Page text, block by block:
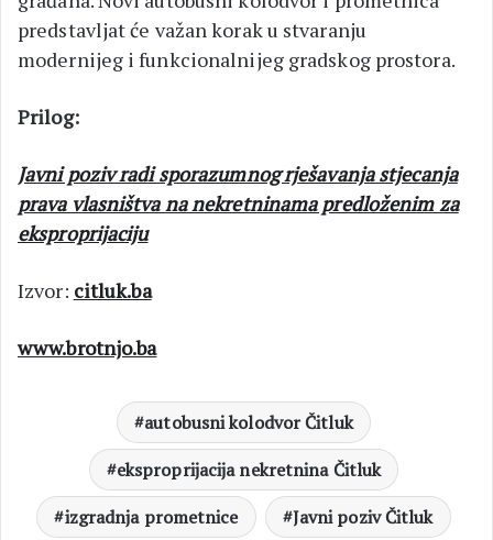
predstavljat će važan korak u stvaranju
modernijeg i funkcionalnijeg gradskog prostora.
Prilog:
Javni poziv radi sporazumnog rješavanja stjecanja
prava vlasništva na nekretninama predloženim za
eksproprijaciju
Izvor: citluk.ba
www.brotnjo.ba
autobusni kolodvor Čitluk
eksproprijacija nekretnina Čitluk
izgradnja prometnice
Javni poziv Čitluk